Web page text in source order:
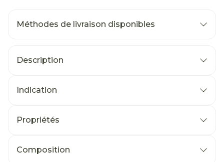
Méthodes de livraison disponibles
Description
Indication
Propriétés
Composition